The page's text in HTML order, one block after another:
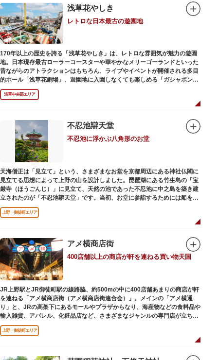
ないぬくもりと、新しいデザインの商品に出会うことができます。
名前の由来は、東京駅から2k540m付近にあることから「2k540」、秋葉原
駅（AKIHABARA）と御徒町駅（OKACHIMACHI）の間にあるという造語
「AKI-OKA」、フランス語で「職人」を意味する「ARTISAN」を組み合わ
せたもの。
施設周辺は、江戸の文化を伝える伝統工芸職人の街だったという背景もあ
り、現在もジュエリーや皮製品を扱うお店が多く、高いセンスとクオリティ
をもった店舗が集結しています。
浅草花やしき
レトロな日本最古の遊園地
170年以上の歴史を誇る「浅草花やしき」は、レトロな雰囲気が魅力の遊園
地。日本現存最古ローラーコースターや華やかなメリーゴーランドといった
昔ながらのアトラクションはもちろん、ライブやイベントが開催される多目
的ホール「浅草花劇場」、遊園地に入園しなくても楽しめる「ガシャポンの
デパート浅草花やしき店」も併設され、さまざまな娯楽を楽しめる浅草の
「遊びの場」として親しまれています。
と菊細工を主とした花園（かえん）として誕生しました。明治時代に入ると
遊戯施設が置かれ、珍鳥や猛獣、見世物の展示などでも評判に。全国有数の
動物園としても知られるようになりました。戦後は遊園地として再開し、温
かさと懐かしさを併せ持つレトロなアトラクションや雰囲気で人気のスポッ
トとなっています。幼児（0歳～4歳）は入園とのりもの料が無料で、年齢や
身長制限の無いアトラクションもあり、子どもの遊園地デビューにもぴった
りです。
浅草中央部エリア
不忍池辯天堂
不忍池に浮かぶ八角形のお堂
天海僧正は「見立て」という、さまざまなお堂を京都周辺にある神社仏閣に
見立てる思想によって上野の山を設計しました。琵琶湖にある竹生島の「宝
厳寺（ほうごんじ）」に見立て、天然の池であった不忍池に中之島を築き建
立されたのが「不忍池辯天堂」です。当初、お堂に参詣するためには船を使
用していましたが、参詣者が増えたことから橋がかけられました。不忍池の
どこからでも参拝できるように、八角形の建物になったと言われ、7月から8
ご本尊である辯才天は、音楽と芸能の守り神として広く信仰され、
「辯”財”天」とも書くことから、金運上昇といったご利益もあると言われて
います。辯才天は琵琶を持った姿で知られていますが、不忍池辯天堂の辯才
天は、8本の腕に煩悩を破壊する武器をお持ちになっている「八臂辯才天
（はっぴべんざいてん）」。9月に行われる「巳成金（みなるかね）大祭」
で目にすることができます。
不忍池辯天堂には、豊臣秀吉公が大切にしていたという伝説のある、谷中七
福神とは別の「大黒天」も祀られています。
上野・御徒町エリア
アメ横商店街
400店舗以上の商店が軒を連ねる買い物天国
JR上野駅とJR御徒町駅の線路脇、約500mの中に400店舗あまりの商店が軒
を連ねる「アメ横商店街（アメ横商店街連合会）」。メインの「アメ横通
り」と、JRの高架下にあるモールやプラザからなり、海産物などの食料品や
輸入雑貨、アパレル、化粧品店など、さまざまなジャンルの専門店が立ち並
んでいます。活気ある呼び込みが飛び交うなかで、店員さんとの会話も楽し
みながら目玉商品や特価品を探せるのが魅力のひとつ。年末の叩き売りは風
上野・御徒町エリア